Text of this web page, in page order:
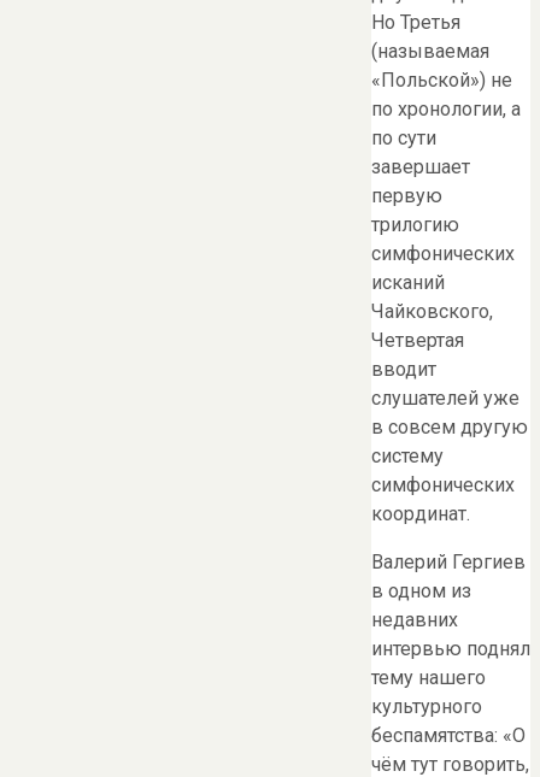
Но Третья
(называемая
«Польской») не
по хронологии, а
по сути
завершает
первую
трилогию
симфонических
исканий
Чайковского,
Четвертая
вводит
слушателей уже
в совсем другую
систему
симфонических
координат.
Валерий Гергиев
в одном из
недавних
интервью поднял
тему нашего
культурного
беспамятства: «О
чём тут говорить,